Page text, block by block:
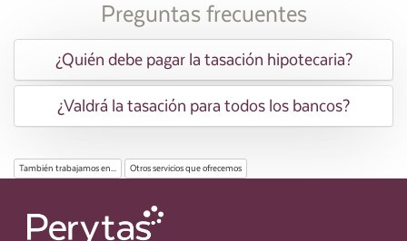
Preguntas frecuentes
¿Quién debe pagar la tasación hipotecaria?
¿Valdrá la tasación para todos los bancos?
También trabajamos en... Otros servicios que ofrecemos